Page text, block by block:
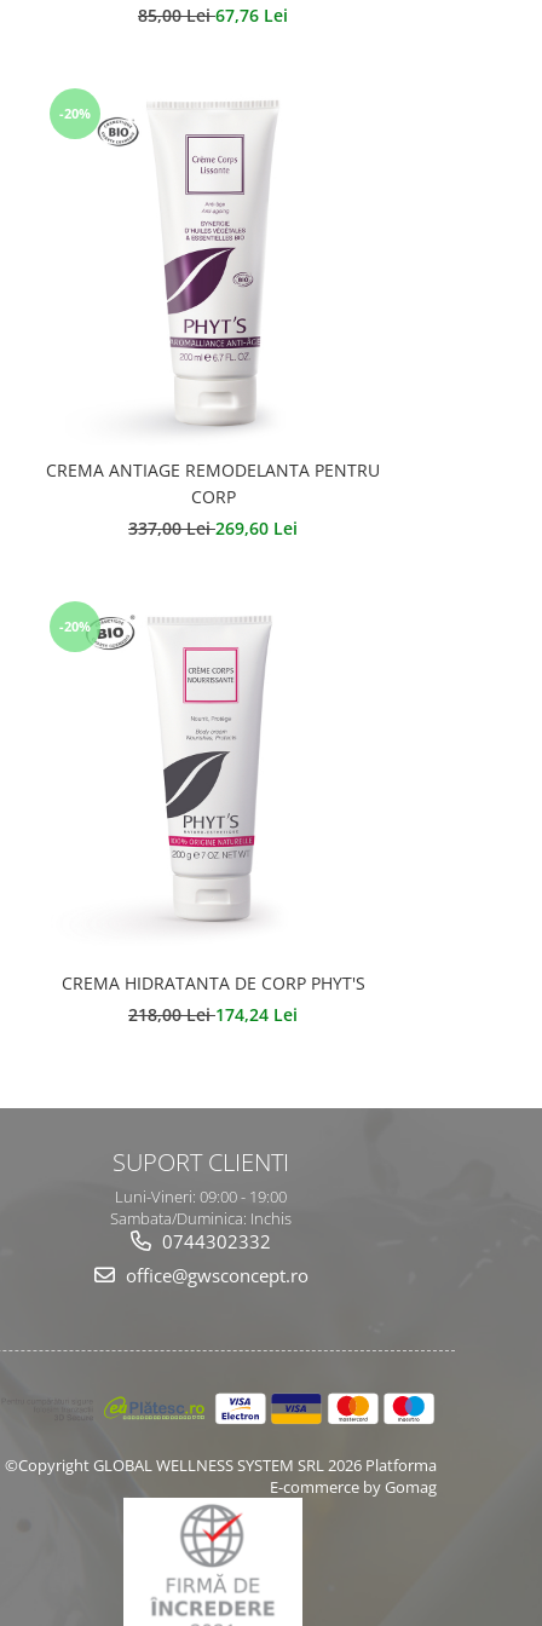
85,00 Lei67,76 Lei
-20%
CREMA ANTIAGE REMODELANTA PENTRU
CORP
337,00 Lei269,60 Lei
-20%
CREMA HIDRATANTA DE CORP PHYT'S
218,00 Lei174,24 Lei
SUPORT CLIENTI
Luni-Vineri: 09:00 - 19:00
Sambata/Duminica: Inchis
0744302332
office@gwsconcept.ro
©Copyright GLOBAL WELLNESS SYSTEM SRL 2026 Platforma
E-commerce by Gomag